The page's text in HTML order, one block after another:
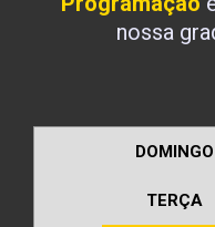
nossa
DOMINGO
TERÇA